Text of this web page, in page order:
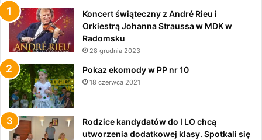
Koncert świąteczny z André Rieu i
Orkiestrą Johanna Straussa w MDK w
Radomsku
28 grudnia 2023
Pokaz ekomody w PP nr 10
18 czerwca 2021
Rodzice kandydatów do I LO chcą
utworzenia dodatkowej klasy. Spotkali się